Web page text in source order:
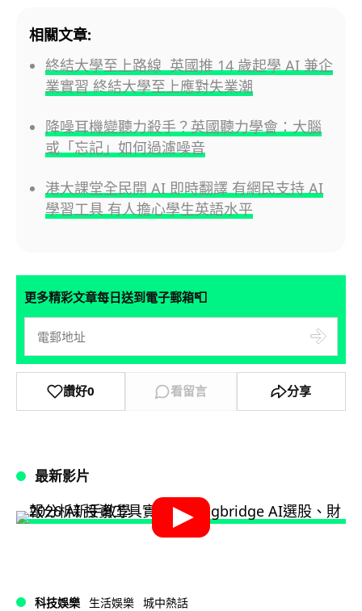
相關文章:
終結大學至上路線 英國推 14 歲起學 AI 兼企
業實習 終結大學至上應對失業潮
降噪耳機變聽力殺手？英國聽力學會：大腦
或「忘記」如何過濾噪音
港大課堂全民開 AI 即時翻譯 有網民支持 AI
學習工具 有人擔心學生英語水平
更多精彩文章每日送到電子郵箱📮
讚好0 看留言 分享
最新影片
科技娛樂 生活娛樂 城中熱話